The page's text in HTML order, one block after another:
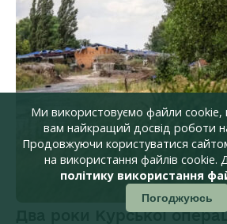
Два роки Курської
Ми використовуємо файли cookie,
вам найкращий досвід роботи
Продовжуючи користуватися
на використання файлів cookie.
політику використання
Погоджуюсь